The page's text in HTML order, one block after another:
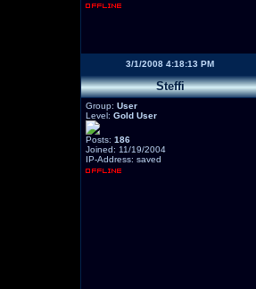
3/1/2008 4:18:13 PM
Steffi
Group: User
Level: Gold User
Posts: 186
Joined: 11/19/2004
IP-Address: saved